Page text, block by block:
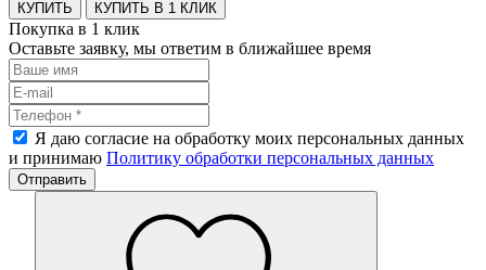
КУПИТЬ В 1 КЛИК
Покупка в 1 клик
Оставьте заявку, мы ответим в ближайшее время
Я даю согласие на обработку моих персональных данных
и принимаю Политику обработки персональных данных
Отправить